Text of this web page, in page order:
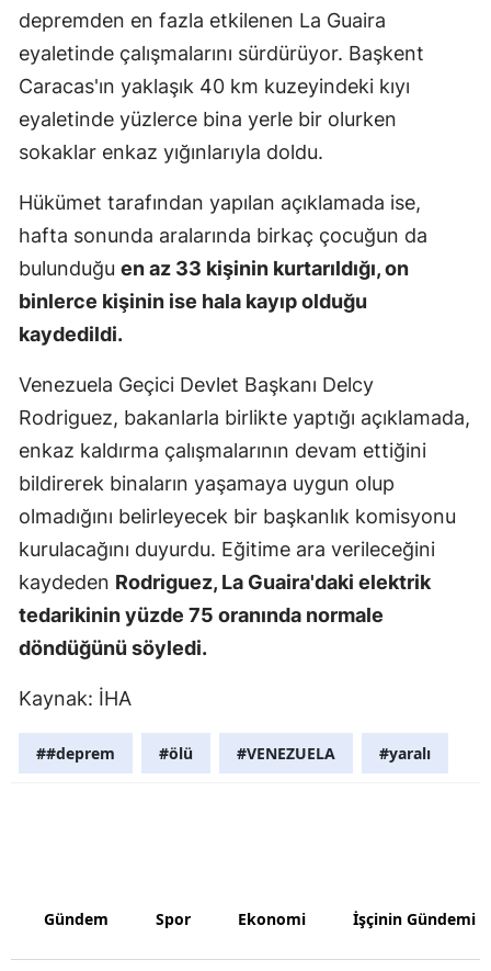
İstanbul
Kastamonu
Kayseri
Konya
Kütahya
Malatya
Manisa
Muş
Rize
Sakarya
depremden en fazla etkilenen La Guaira
eyaletinde çalışmalarını sürdürüyor. Başkent
Caracas'ın yaklaşık 40 km kuzeyindeki kıyı
eyaletinde yüzlerce bina yerle bir olurken
sokaklar enkaz yığınlarıyla doldu.
Hükümet tarafından yapılan açıklamada ise,
hafta sonunda aralarında birkaç çocuğun da
bulunduğu en az 33 kişinin kurtarıldığı, on
binlerce kişinin ise hala kayıp olduğu
kaydedildi.
Venezuela Geçici Devlet Başkanı Delcy
Rodriguez, bakanlarla birlikte yaptığı açıklamada,
enkaz kaldırma çalışmalarının devam ettiğini
bildirerek binaların yaşamaya uygun olup
olmadığını belirleyecek bir başkanlık komisyonu
kurulacağını duyurdu. Eğitime ara verileceğini
kaydeden Rodriguez, La Guaira'daki elektrik
tedarikinin yüzde 75 oranında normale
döndüğünü söyledi.
Kaynak: İHA
##deprem #ölü #VENEZUELA #yaralı
Gündem Spor Ekonomi İşçinin Gündemi